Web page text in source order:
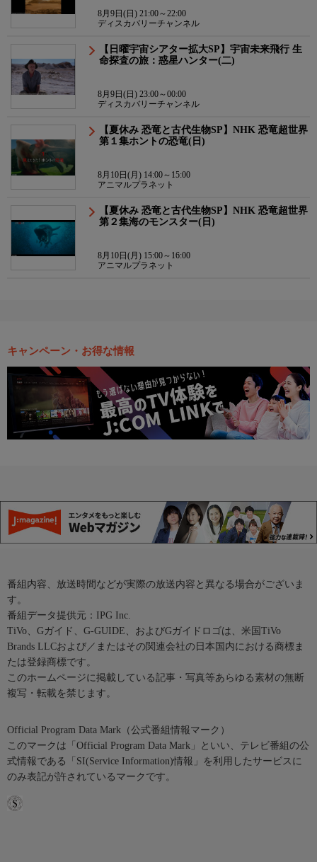
8月9日(日) 21:00～22:00
ディスカバリーチャンネル
【日曜宇宙シアター拡大SP】宇宙未来飛行 生
命探査の旅：惑星ハンター(二)
8月9日(日) 23:00～00:00
ディスカバリーチャンネル
【夏休み 恐竜と古代生物SP】NHK 恐竜超世界
第１集ホントの恐竜(日)
8月10日(月) 14:00～15:00
アニマルプラネット
【夏休み 恐竜と古代生物SP】NHK 恐竜超世界
第２集海のモンスター(日)
8月10日(月) 15:00～16:00
アニマルプラネット
キャンペーン・お得な情報
番組内容、放送時間などが実際の放送内容と異なる場合がございま
す。
番組データ提供元：IPG Inc.
TiVo、Gガイド、G-GUIDE、およびGガイドロゴは、米国TiVo
Brands LLCおよび／またはその関連会社の日本国内における商標ま
たは登録商標です。
このホームページに掲載している記事・写真等あらゆる素材の無断
複写・転載を禁じます。
Official Program Data Mark（公式番組情報マーク）
このマークは「Official Program Data Mark」といい、テレビ番組の公
式情報である「SI(Service Information)情報」を利用したサービスに
のみ表記が許されているマークです。